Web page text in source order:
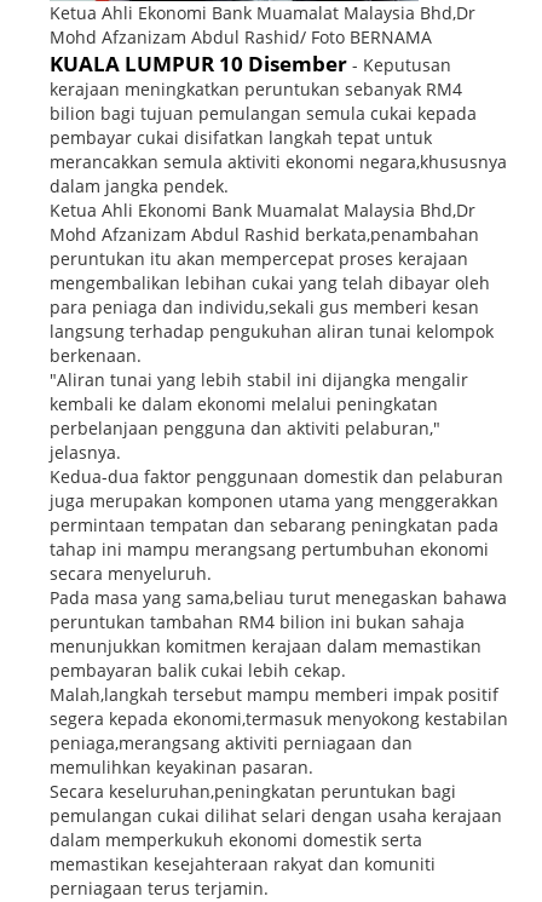
Ketua Ahli Ekonomi Bank Muamalat Malaysia Bhd,Dr
Mohd Afzanizam Abdul Rashid/ Foto BERNAMA
KUALA LUMPUR 10 Disember - Keputusan
kerajaan meningkatkan peruntukan sebanyak RM4
bilion bagi tujuan pemulangan semula cukai kepada
pembayar cukai disifatkan langkah tepat untuk
merancakkan semula aktiviti ekonomi negara,khususnya
dalam jangka pendek.
Ketua Ahli Ekonomi Bank Muamalat Malaysia Bhd,Dr
Mohd Afzanizam Abdul Rashid berkata,penambahan
peruntukan itu akan mempercepat proses kerajaan
mengembalikan lebihan cukai yang telah dibayar oleh
para peniaga dan individu,sekali gus memberi kesan
langsung terhadap pengukuhan aliran tunai kelompok
berkenaan.
"Aliran tunai yang lebih stabil ini dijangka mengalir
kembali ke dalam ekonomi melalui peningkatan
perbelanjaan pengguna dan aktiviti pelaburan,"
jelasnya.
Kedua-dua faktor penggunaan domestik dan pelaburan
juga merupakan komponen utama yang menggerakkan
permintaan tempatan dan sebarang peningkatan pada
tahap ini mampu merangsang pertumbuhan ekonomi
secara menyeluruh.
Pada masa yang sama,beliau turut menegaskan bahawa
peruntukan tambahan RM4 bilion ini bukan sahaja
menunjukkan komitmen kerajaan dalam memastikan
pembayaran balik cukai lebih cekap.
Malah,langkah tersebut mampu memberi impak positif
segera kepada ekonomi,termasuk menyokong kestabilan
peniaga,merangsang aktiviti perniagaan dan
memulihkan keyakinan pasaran.
Secara keseluruhan,peningkatan peruntukan bagi
pemulangan cukai dilihat selari dengan usaha kerajaan
dalam memperkukuh ekonomi domestik serta
memastikan kesejahteraan rakyat dan komuniti
perniagaan terus terjamin.